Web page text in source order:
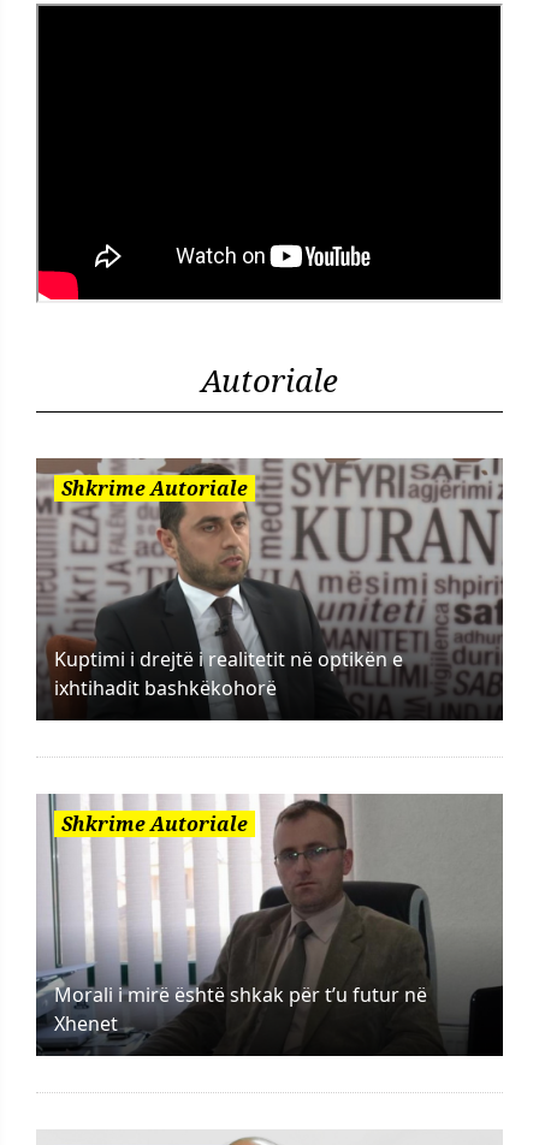
Autoriale
Shkrime Autoriale
Kuptimi i drejtë i realitetit në optikën e
ixhtihadit bashkëkohorë
Shkrime Autoriale
Morali i mirë është shkak për t’u futur në
Xhenet